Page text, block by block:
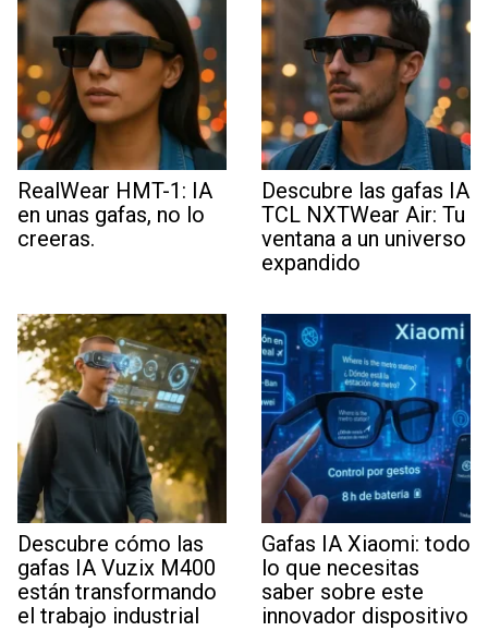
RealWear HMT-1: IA
en unas gafas, no lo
creeras.
Descubre las gafas IA
TCL NXTWear Air: Tu
ventana a un universo
expandido
Descubre cómo las
gafas IA Vuzix M400
están transformando
el trabajo industrial
Gafas IA Xiaomi: todo
lo que necesitas
saber sobre este
innovador dispositivo